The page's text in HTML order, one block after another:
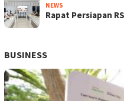
NEWS
Rapat Persiapan
BUSINESS